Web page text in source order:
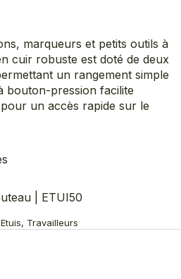
marqueurs et petits outils à
cuir robuste est doté de deux
un rangement simple
bouton-pression facilite
un accès rapide sur le
| ETUI50
Travailleurs